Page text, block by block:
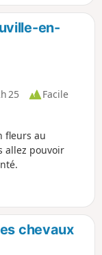
en-
25
Facile
fleurs au
allez pouvoir
chevaux